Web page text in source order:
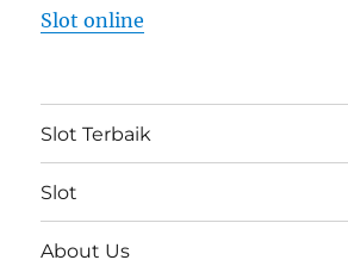
Slot online
Slot Terbaik
Slot
About Us